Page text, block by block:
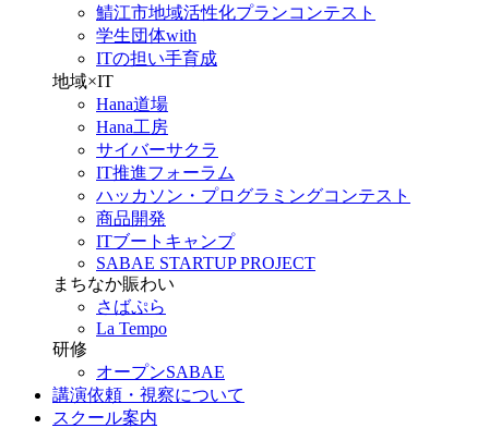
鯖江市地域活性化プランコンテスト
学生団体with
ITの担い手育成
地域×IT
Hana道場
Hana工房
サイバーサクラ
IT推進フォーラム
ハッカソン・プログラミングコンテスト
商品開発
ITブートキャンプ
SABAE STARTUP PROJECT
まちなか賑わい
さばぷら
La Tempo
研修
オープンSABAE
講演依頼・視察について
スクール案内